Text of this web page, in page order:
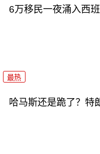
6万移民一夜涌入西
最热
哈马斯还是跪了？特